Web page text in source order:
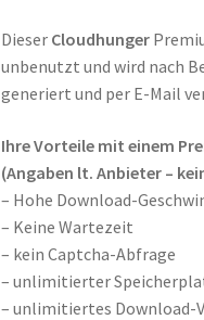
Dieser Cloudhunger
unbenutzt und wird nach
generiert und per E-Mail
Ihre Vorteile mit einem
(Angaben lt. Anbieter –
– Hohe Download-
– Keine Wartezeit
– kein Captcha-Abfrage
– unlimitierter
– unlimitiertes Download-